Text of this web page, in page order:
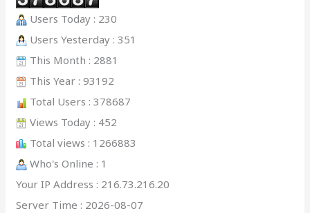
Users Today : 230
Users Yesterday : 351
This Month : 2881
This Year : 93192
Total Users : 378687
Views Today : 452
Total views : 1266883
Who's Online : 1
Your IP Address : 216.73.216.20
Server Time : 2026-08-07